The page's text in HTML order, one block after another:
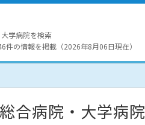
学病院を検索
の情報を掲載（2026年8月06日現在）
合病院・大学病院